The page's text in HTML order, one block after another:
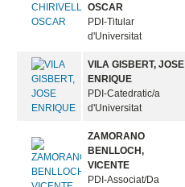
OSCAR
PDI-Titular
d'Universitat
VILA GISBERT, JOSE
ENRIQUE
PDI-Catedratic/a
d'Universitat
ZAMORANO
BENLLOCH,
VICENTE
PDI-Associat/Da